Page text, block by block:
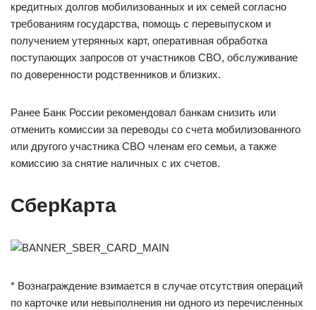
кредитных долгов мобилизованных и их семей согласно
требованиям государства, помощь с перевыпуском и
получением утерянных карт, оперативная обработка
поступающих запросов от участников СВО, обслуживание
по доверенности родственников и близких.
Ранее Банк России рекомендовал банкам снизить или
отменить комиссии за переводы со счета мобилизованного
или другого участника СВО членам его семьи, а также
комиссию за снятие наличных с их счетов.
СберКарта
* Вознаграждение взимается в случае отсутствия операций
по карточке или невыполнения ни одного из перечисленных